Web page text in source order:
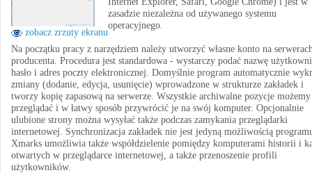
zobacz zrzuty ekranu
zasadzie niezależna od używanego systemu
operacyjnego.
Na początku pracy z narzędziem należy utworzyć własne konto na
producenta. Procedura jest standardowa - wystarczy podać nazwę
hasło i adres poczty elektronicznej. Domyślnie program automatycznie
zmiany (dodanie, edycja, usunięcie) wprowadzone w strukturze zakładek i
tworzy kopię zapasową na serwerze. Wszystkie archiwalne pozycje możemy
przeglądać i w łatwy sposób przywrócić je na swój komputer. Opcjonalnie
ulubione strony można wysyłać także podczas zamykania przeglądarki
internetowej. Synchronizacja zakładek nie jest jedyną możliwością
Xmarks umożliwia także współdzielenie pomiędzy komputerami historii i
otwartych w przeglądarce internetowej, a także przenoszenie profili
użytkowników.